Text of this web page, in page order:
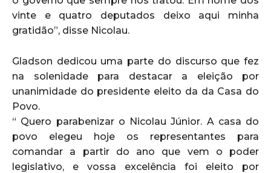
vinte e quatro deputados deixo aqui minha
gratidão”, disse Nicolau.
Gladson dedicou uma parte do discurso que fez
na solenidade para destacar a eleição por
unanimidade do presidente eleito da da Casa do
Povo.
“ Quero parabenizar o Nicolau Júnior. A casa do
povo elegeu hoje os representantes para
comandar a partir do ano que vem o poder
legislativo, e vossa excelência foi eleito por